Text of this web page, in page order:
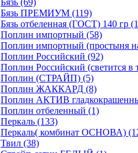
Бязь ПРЕМИУМ (119)
Бязь отбеленная (ГОСТ) 140 гр
Поплин импортный (58)
Поплин импортный (простыня
Поплин Российский (92)
Поплин Российский (светится в
Поплин (СТРАЙП) (5)
Поплин ЖАККАРД (8)
Поплин АКТИВ
Поплин отбеленный (1)
Перкаль (133)
Перкаль( комбинат ОСНОВА)
Твил (38)